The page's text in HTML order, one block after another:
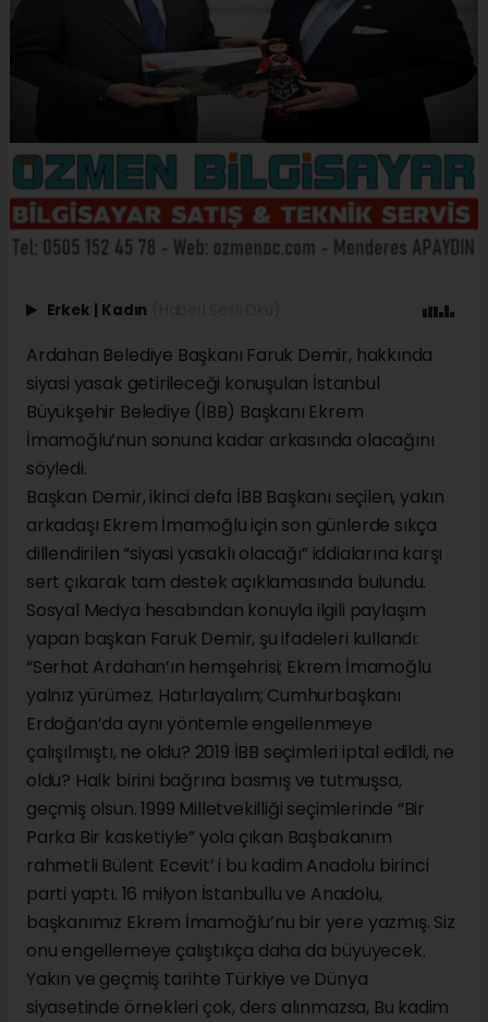
Erkek | Kadın
Ardahan Belediye Başkanı Faruk Demir, hakkında
siyasi yasak getirileceği konuşulan İstanbul
Büyükşehir Belediye (İBB) Başkanı Ekrem
İmamoğlu’nun sonuna kadar arkasında olacağını
söyledi.
Başkan Demir, ikinci defa İBB Başkanı seçilen, yakın
arkadaşı Ekrem İmamoğlu için son günlerde sıkça
dillendirilen “siyasi yasaklı olacağı” iddialarına karşı
sert çıkarak tam destek açıklamasında bulundu.
Sosyal Medya hesabından konuyla ilgili paylaşım
yapan başkan Faruk Demir, şu ifadeleri kullandı:
“Serhat Ardahan’ın hemşehrisi; Ekrem İmamoğlu
yalnız yürümez. Hatırlayalım; Cumhurbaşkanı
Erdoğan’da aynı yöntemle engellenmeye
çalışılmıştı, ne oldu? 2019 İBB seçimleri iptal edildi, ne
oldu? Halk birini bağrına basmış ve tutmuşsa,
geçmiş olsun. 1999 Milletvekilliği seçimlerinde “Bir
Parka Bir kasketiyle” yola çıkan Başbakanım
rahmetli Bülent Ecevit’ i bu kadim Anadolu birinci
parti yaptı. 16 milyon İstanbullu ve Anadolu,
başkanımız Ekrem İmamoğlu’nu bir yere yazmış. Siz
onu engellemeye çalıştıkça daha da büyüyecek.
Yakın ve geçmiş tarihte Türkiye ve Dünya
siyasetinde örnekleri çok, ders alınmazsa, Bu kadim